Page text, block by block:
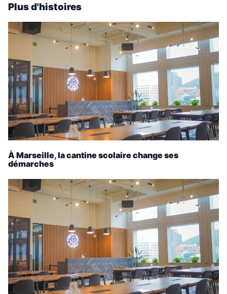
Plus d'histoires
À Marseille, la cantine scolaire change ses
démarches